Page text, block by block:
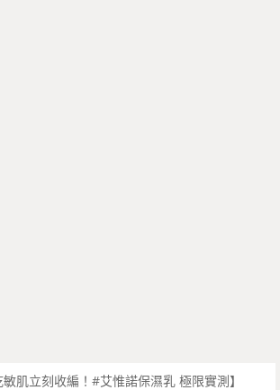
敏肌立刻收編！#艾惟諾保濕乳 極限實測】